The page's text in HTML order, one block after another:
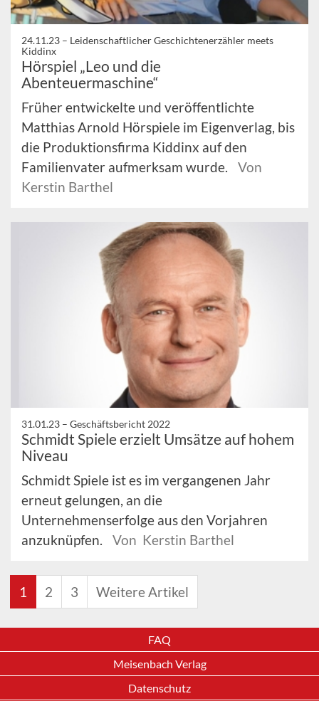
24.11.23 – Leidenschaftlicher Geschichtenerzähler meets
Kiddinx
Hörspiel „Leo und die
Abenteuermaschine“
Früher entwickelte und veröffentlichte
Matthias Arnold Hörspiele im Eigenverlag, bis
die Produktionsfirma Kiddinx auf den
Familienvater aufmerksam wurde.
Von
Kerstin Barthel
31.01.23 – Geschäftsbericht 2022
Schmidt Spiele erzielt Umsätze auf hohem
Niveau
Schmidt Spiele ist es im vergangenen Jahr
erneut gelungen, an die
Unternehmenserfolge aus den Vorjahren
anzuknüpfen.
Von Kerstin Barthel
1 2 3 Weitere Artikel
FAQ
Meisenbach Verlag
Datenschutz